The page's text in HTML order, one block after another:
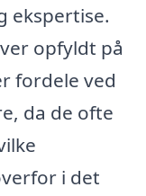
ekspertise.
opfyldt på
fordele ved
da de ofte
i det